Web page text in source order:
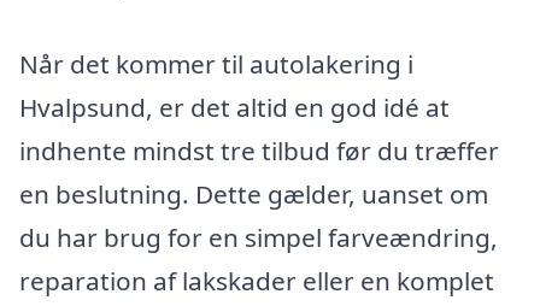
Når det kommer til autolakering i
Hvalpsund, er det altid en god idé at
indhente mindst tre tilbud før du træffer
en beslutning. Dette gælder, uanset om
du har brug for en simpel farveændring,
reparation af lakskader eller en komplet